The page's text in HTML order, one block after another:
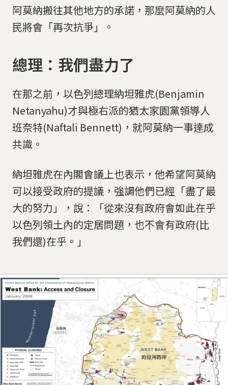
阿莫納搬往其他地方的承諾，那麼阿莫納的人
民將會「再次抗爭」。
總理：我們盡力了
在那之前，以色列總理納坦雅虎(Benjamin
Netanyahu)才與極右派的猶太家園黨領導人
班奈特(Naftali Bennett)，就阿莫納一事達成
共識。
納坦雅虎在內閣會議上也表示，他希望阿莫納
可以接受政府的提議，強調他們已經「盡了最
大的努力」，說：「從來沒有政府會如此在乎
以色列領土內的定居問題，也不會有政府(比
我們還)在乎。」